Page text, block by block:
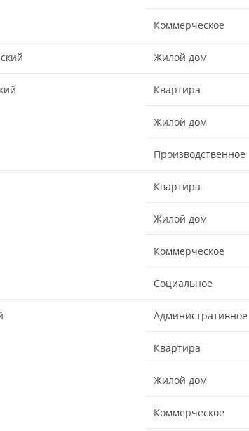
Коммерческое
Жилой дом
Квартира
Жилой дом
Производственное
Квартира
Жилой дом
Коммерческое
Социальное
Административное
Квартира
Жилой дом
Коммерческое